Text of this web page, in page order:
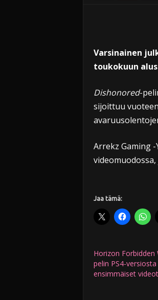
Varsinainen
toukokuun
Dishonored-
sijoittuu
Arrekz Gaming
Jaa tämä:
Horizon Forbidden
pelin PS4-
ensimmäiset videot